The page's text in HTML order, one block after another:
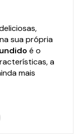
sua própria
é o
a
mais